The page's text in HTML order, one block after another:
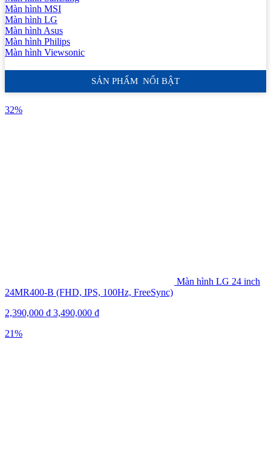
Màn hình MSI
Màn hình LG
Màn hình Asus
Màn hình Philips
Màn hình Viewsonic
SẢN PHẨM NỔI BẬT
32%
Màn hình LG 24 inch
24MR400-B (FHD, IPS, 100Hz, FreeSync)
2,390,000 ₫ 3,490,000 ₫
21%